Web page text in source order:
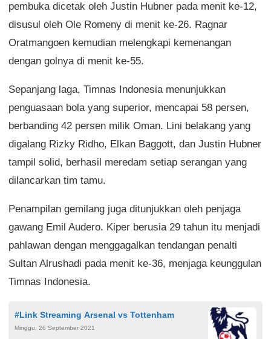
pembuka dicetak oleh Justin Hubner pada menit ke-12,
disusul oleh Ole Romeny di menit ke-26. Ragnar
Oratmangoen kemudian melengkapi kemenangan
dengan golnya di menit ke-55.
Sepanjang laga, Timnas Indonesia menunjukkan
penguasaan bola yang superior, mencapai 58 persen,
berbanding 42 persen milik Oman. Lini belakang yang
digalang Rizky Ridho, Elkan Baggott, dan Justin Hubner
tampil solid, berhasil meredam setiap serangan yang
dilancarkan tim tamu.
Penampilan gemilang juga ditunjukkan oleh penjaga
gawang Emil Audero. Kiper berusia 29 tahun itu menjadi
pahlawan dengan menggagalkan tendangan penalti
Sultan Alrushadi pada menit ke-36, menjaga keunggulan
Timnas Indonesia.
#Link Streaming Arsenal vs Tottenham
Minggu, 26 September 2021